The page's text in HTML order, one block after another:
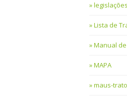
legislações
Lista de
Manual
MAPA
maus-